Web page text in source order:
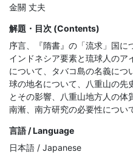
金關 丈夫
解題・目次 (Contents)
序言、『隋書』の「流求」国に
インドネシア要素と琉球人のア
について、タバコ島の名義につ
球の地名について、八重山の先
とその影響、八重山地方人の
南漸、南方研究の必要性につい
言語 / Language
日本語 / Japanese